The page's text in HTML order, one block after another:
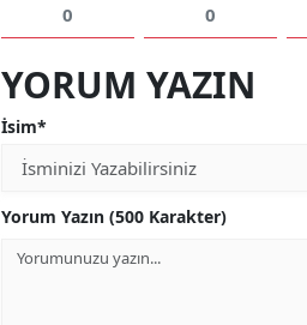
0 0
YORUM YAZIN
İsim*
Yorum Yazın (500 Karakter)